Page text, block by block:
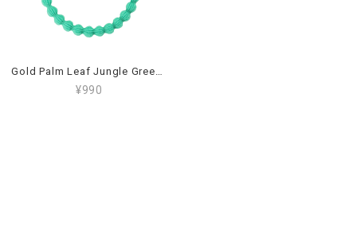
Gold Palm Leaf Jungle Green_39-080
¥990